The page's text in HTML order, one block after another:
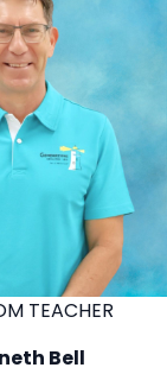
TEACHER
Bell